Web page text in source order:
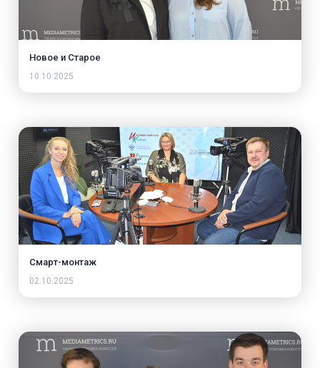
Новое и Старое
10.10.2025
Смарт-монтаж
02.10.2025